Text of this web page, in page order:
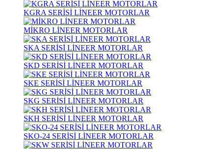
KGRA SERİSİ LİNEER MOTORLAR
MİKRO LİNEER MOTORLAR
SKA SERİSİ LİNEER MOTORLAR
SKD SERİSİ LİNEER MOTORLAR
SKE SERİSİ LİNEER MOTORLAR
SKG SERİSİ LİNEER MOTORLAR
SKH SERİSİ LİNEER MOTORLAR
SKO-24 SERİSİ LİNEER MOTORLAR